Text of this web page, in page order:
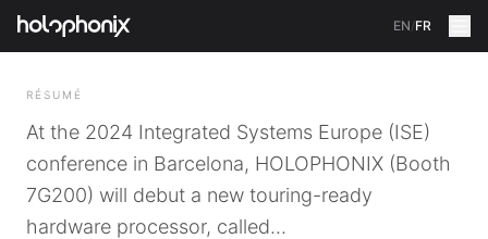
EN/FR
RETOUR
RÉSUMÉ
At the 2024 Integrated Systems Europe (ISE)
conference in Barcelona, HOLOPHONIX (Booth
7G200) will debut a new touring-ready
hardware processor, called...